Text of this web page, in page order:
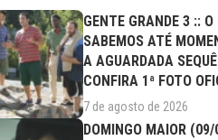
GENTE GRANDE 3 :: O
SABEMOS ATÉ
A AGUARDADA
CONFIRA 1ª FOTO
ELENCO!
7 de agosto de 2026
DOMINGO MAIOR